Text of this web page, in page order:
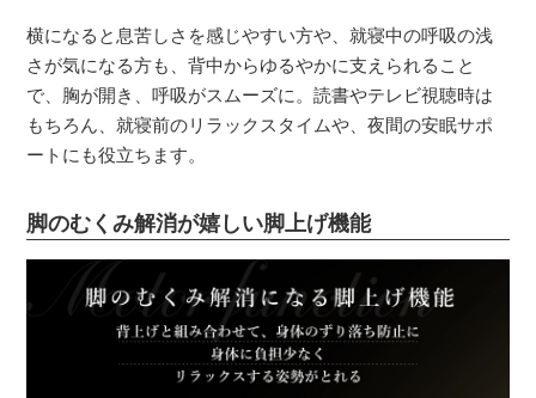
横になると息苦しさを感じやすい方や、就寝中の呼吸の浅
さが気になる方も、背中からゆるやかに支えられること
で、胸が開き、呼吸がスムーズに。読書やテレビ視聴時は
もちろん、就寝前のリラックスタイムや、夜間の安眠サポ
ートにも役立ちます。
脚のむくみ解消が嬉しい脚上げ機能